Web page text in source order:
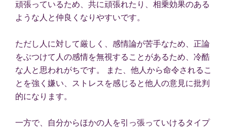
頑張っているため、共に頑張れたり、相乗効果のある
ような人と仲良くなりやすいです。
ただし人に対して厳しく、感情論が苦手なため、正論
をぶつけて人の感情を無視することがあるため、冷酷
な人と思われがちです。 また、他人から命令されるこ
とを強く嫌い、ストレスを感じると他人の意見に批判
的になります。
一方で、自分からほかの人を引っ張っていけるタイプ